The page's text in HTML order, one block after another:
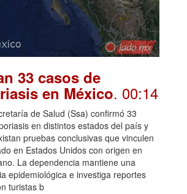
33 casos de
en México. 00:14
de Salud (Ssa) confirmó 33
en distintos estados del país y
pruebas conclusivas que vinculen
en Estados Unidos con origen en
La dependencia mantiene una
epidemiológica e investiga reportes
turistas b